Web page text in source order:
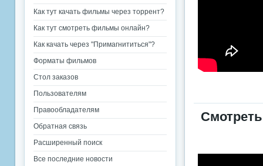
Как тут качать фильмы через торрент?
Как тут смотреть фильмы онлайн?
Как качать через "Примагнититься"?
Форматы фильмов
Стол заказов
Пользователям
Правообладателям
Обратная связь
Расширенный поиск
Все последние новости